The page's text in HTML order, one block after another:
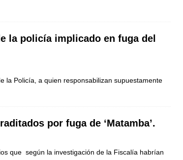
la policía implicado en fuga del
la Policía, a quien responsabilizan supuestamente
por fuga de ‘Matamba’.
que según la investigación de la Fiscalía habrían